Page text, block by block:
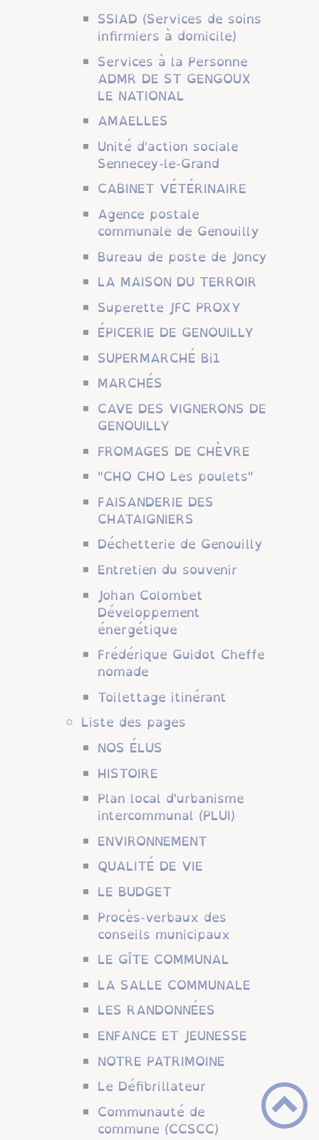
SSIAD (Services de soins
infirmiers à domicile)
Services à la Personne
ADMR DE ST GENGOUX
LE NATIONAL
AMAELLES
Unité d'action sociale
Sennecey-le-Grand
CABINET VÉTÉRINAIRE
Agence postale
communale de Genouilly
Bureau de poste de Joncy
LA MAISON DU TERROIR
Superette JFC PROXY
ÉPICERIE DE GENOUILLY
SUPERMARCHÉ Bi1
MARCHÉS
CAVE DES VIGNERONS DE
GENOUILLY
FROMAGES DE CHÈVRE
"CHO CHO Les poulets"
FAISANDERIE DES
CHATAIGNIERS
Déchetterie de Genouilly
Entretien du souvenir
Johan Colombet
Développement
énergétique
Frédérique Guidot Cheffe
nomade
Toilettage itinérant
Liste des pages
NOS ÉLUS
HISTOIRE
Plan local d'urbanisme
intercommunal (PLUI)
ENVIRONNEMENT
QUALITÉ DE VIE
LE BUDGET
Procès-verbaux des
conseils municipaux
LE GÎTE COMMUNAL
LA SALLE COMMUNALE
LES RANDONNÉES
ENFANCE ET JEUNESSE
NOTRE PATRIMOINE
Le Défibrillateur
Communauté de
commune (CCSCC)